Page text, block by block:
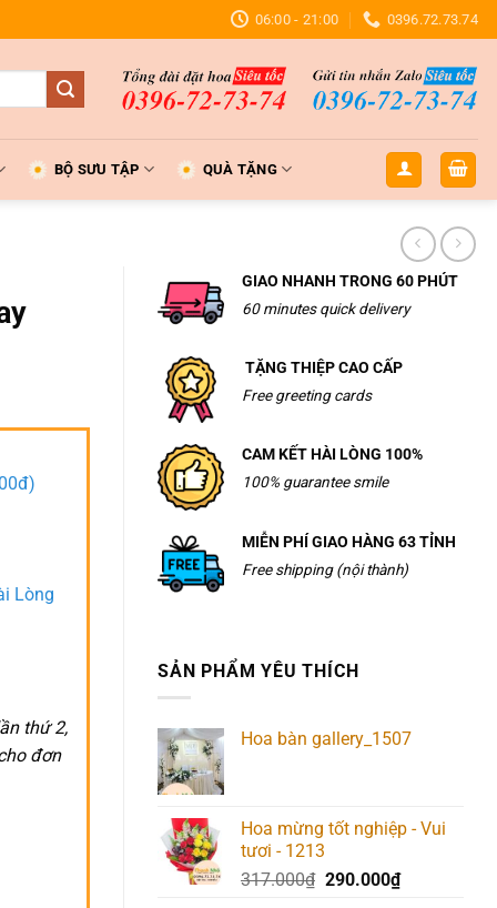
06:00 - 21:00 0396.72.73.74
BỘ SƯU TẬP QUÀ TẶNG
GIAO NHANH TRONG 60 PHÚT
60 minutes quick delivery
TẶNG THIỆP CAO CẤP
Free greeting cards
CAM KẾT HÀI LÒNG 100%
100% guarantee smile
MIỄN PHÍ GIAO HÀNG 63 TỈNH
Free shipping (nội thành)
SẢN PHẨM YÊU THÍCH
Hoa bàn gallery_1507
Hoa mừng tốt nghiệp - Vui
tươi - 1213
317.000₫ Giá
290.000₫Giá
Lòng
thứ 2,
đơn